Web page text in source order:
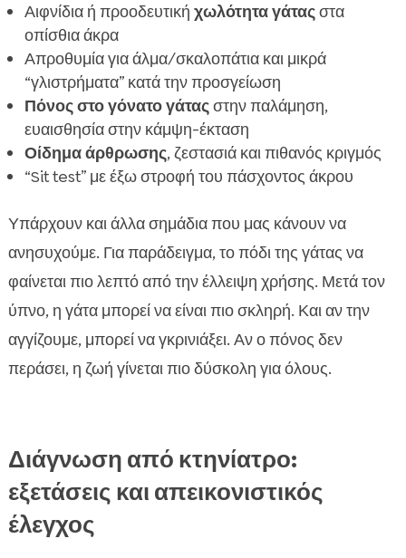
Αιφνίδια ή προοδευτική χωλότητα γάταςστα
οπίσθια άκρα
Απροθυμία για άλμα/σκαλοπάτια και μικρά
“γλιστρήματα” κατά την προσγείωση
Πόνος στο γόνατο γάταςστην παλάμηση,
ευαισθησία στην κάμψη-έκταση
Οίδημα άρθρωσης, ζεστασιά και πιθανός κριγμός
“Sit test” με έξω στροφή του πάσχοντος άκρου
Υπάρχουν και άλλα σημάδια που μας κάνουν να
ανησυχούμε. Για παράδειγμα, το πόδι της γάτας να
φαίνεται πιο λεπτό από την έλλειψη χρήσης. Μετά τον
ύπνο, η γάτα μπορεί να είναι πιο σκληρή. Και αν την
αγγίζουμε, μπορεί να γκρινιάξει. Αν ο πόνος δεν
περάσει, η ζωή γίνεται πιο δύσκολη για όλους.
Διάγνωση από κτηνίατρο:
εξετάσεις και απεικονιστικός
έλεγχος